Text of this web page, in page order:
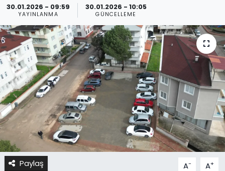
30.01.2026 - 09:59
YAYINLANMA
30.01.2026 - 10:05
GÜNCELLEME
Paylaş A- A+